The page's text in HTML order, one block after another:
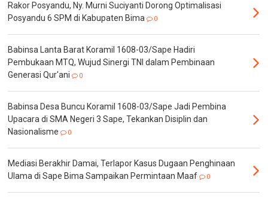
Rakor Posyandu, Ny. Murni Suciyanti Dorong Optimalisasi
Posyandu 6 SPM di Kabupaten Bima
0
Babinsa Lanta Barat Koramil 1608-03/Sape Hadiri
Pembukaan MTQ, Wujud Sinergi TNI dalam Pembinaan
Generasi Qur'ani
0
Babinsa Desa Buncu Koramil 1608-03/Sape Jadi Pembina
Upacara di SMA Negeri 3 Sape, Tekankan Disiplin dan
Nasionalisme
0
Mediasi Berakhir Damai, Terlapor Kasus Dugaan Penghinaan
Ulama di Sape Bima Sampaikan Permintaan Maaf
0